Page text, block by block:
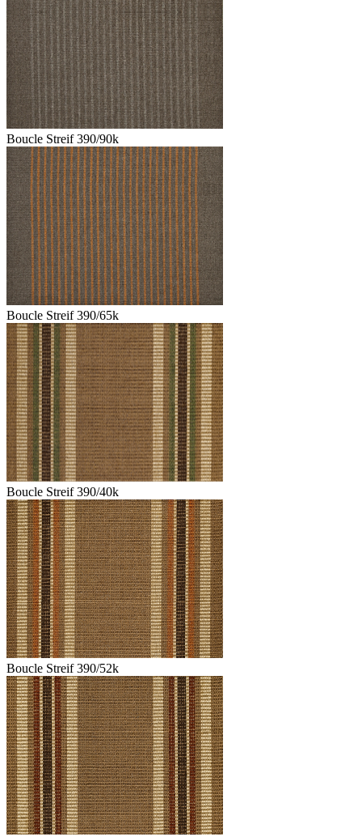
Boucle Streif 390/90k
Boucle Streif 390/65k
Boucle Streif 390/40k
Boucle Streif 390/52k